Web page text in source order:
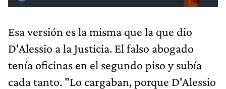
Esa versión es la misma que la que dio
D'Alessio a la Justicia. El falso abogado
tenía oficinas en el segundo piso y subía
cada tanto. "Lo cargaban, porque D'Alessio